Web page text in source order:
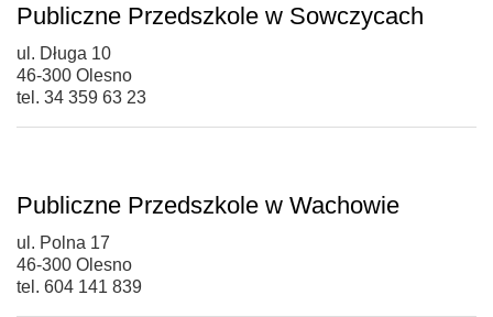
Publiczne Przedszkole w Sowczycach
ul. Długa 10
46-300 Olesno
tel. 34 359 63 23
Publiczne Przedszkole w Wachowie
ul. Polna 17
46-300 Olesno
tel. 604 141 839